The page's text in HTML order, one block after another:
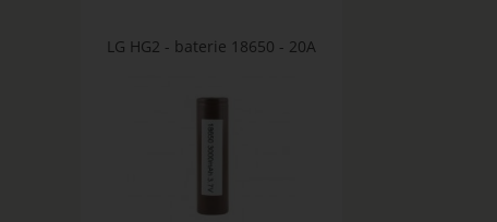
LG HG2 - baterie 18650 - 20A